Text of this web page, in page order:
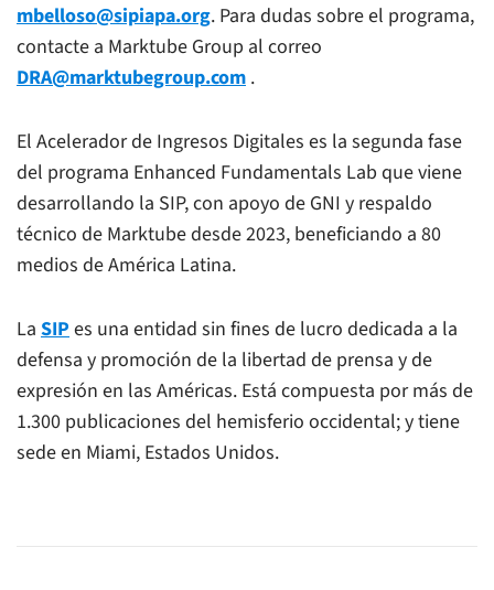
mbelloso@sipiapa.org. Para dudas sobre el programa,
contacte a Marktube Group al correo
DRA@marktubegroup.com .
El Acelerador de Ingresos Digitales es la segunda fase
del programa Enhanced Fundamentals Lab que viene
desarrollando la SIP, con apoyo de GNI y respaldo
técnico de Marktube desde 2023, beneficiando a 80
medios de América Latina.
La SIP es una entidad sin fines de lucro dedicada a la
defensa y promoción de la libertad de prensa y de
expresión en las Américas. Está compuesta por más de
1.300 publicaciones del hemisferio occidental; y tiene
sede en Miami, Estados Unidos.